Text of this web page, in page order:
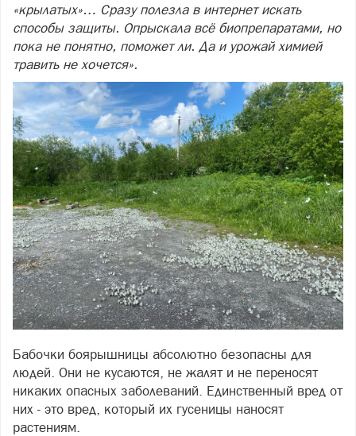
«крылатых»… Сразу полезла в интернет искать
способы защиты. Опрыскала всё биопрепаратами, но
пока не понятно, поможет ли. Да и урожай химией
травить не хочется».
Бабочки боярышницы абсолютно безопасны для
людей. Они не кусаются, не жалят и не переносят
никаких опасных заболеваний. Единственный вред от
них - это вред, который их гусеницы наносят
растениям.